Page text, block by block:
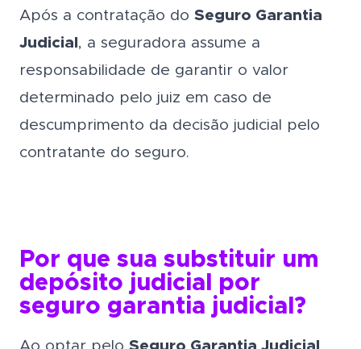
Após a contratação do Seguro Garantia
Judicial , a seguradora assume a
responsabilidade de garantir o valor
determinado pelo juiz em caso de
descumprimento da decisão judicial pelo
contratante do seguro.
Por que sua substituir um
depósito judicial por
seguro garantia judicial?